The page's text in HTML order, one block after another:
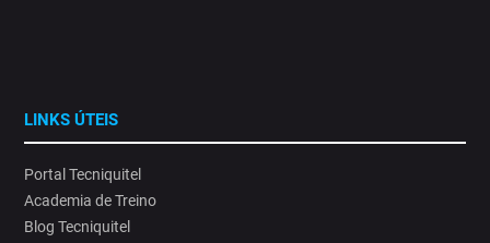
LINKS ÚTEIS
Portal Tecniquitel
Academia de Treino
Blog Tecniquitel